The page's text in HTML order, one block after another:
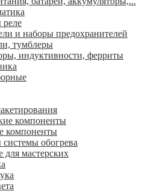
реле
и наборы предохранителей
тумблеры
индуктивности, ферриты
компоненты
компоненты
обогрева
для мастерских